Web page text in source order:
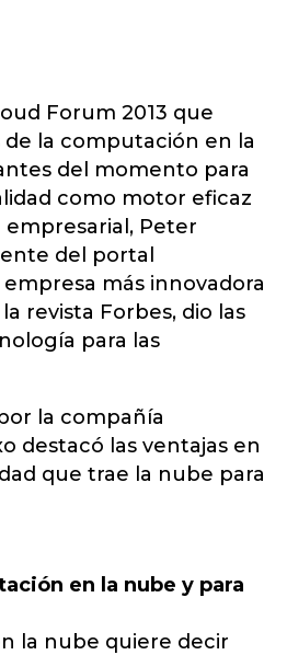
Forum 2013 que
la computación en la
del momento para
como motor eficaz
empresarial, Peter
del portal
más innovadora
revista Forbes, dio las
para las
la compañía
destacó las ventajas en
que trae la nube para
en la nube y para
la nube quiere decir